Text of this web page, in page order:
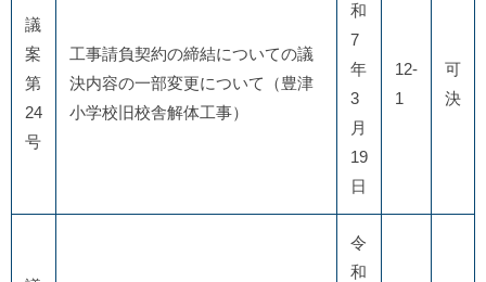
議
案
第
24
号
工事請負契約の締結についての議
決内容の一部変更について（豊津
小学校旧校舎解体工事）
和
7
年
3
月
19
日
12-
1
可
決
令
和